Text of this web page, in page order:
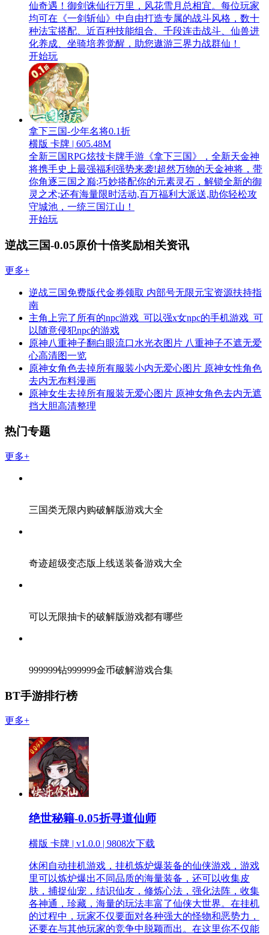
仙奇遇！御剑诛仙行万里，风花雪月总相宜。每位玩家
均可在《一剑斩仙》中自由打造专属的战斗风格，数十
种法宝搭配、近百种技能组合、千段连击战斗、仙兽进
化养成、坐骑培养觉醒，助您遨游三界力战群仙！
开始玩
拿下三国-少年名将0.1折
横版 卡牌 | 605.48M
全新三国RPG炫技卡牌手游《拿下三国》，全新天金神
将携手史上最强福利强势来袭!超然万物的天金神将，带
你角逐三国之巅;巧妙搭配你的元素灵石，解锁全新的御
灵之术;还有海量限时活动,百万福利大派送,助你轻松攻
守城池，一统三国江山！
开始玩
逆战三国-0.05原价十倍奖励相关资讯
更多+
逆战三国免费版代金券领取 内部号无限元宝资源扶持指
南
主角上完了所有的npc游戏_可以强x女npc的手机游戏_可
以随意侵犯npc的游戏
原神八重神子翻白眼流口水光衣图片 八重神子不遮无爱
心高清图一览
原神女角色去掉所有服装小内无爱心图片 原神女性角色
去内无布料漫画
原神女生去掉所有服装无爱心图片 原神女角色去内无遮
挡大胆高清整理
热门专题
更多+
三国类无限内购破解版游戏大全
奇迹超级变态版上线送装备游戏大全
可以无限抽卡的破解版游戏都有哪些
999999钻999999金币破解游戏合集
BT手游排行榜
更多+
绝世秘籍-0.05折寻道仙师
横版 卡牌 | v1.0.0 | 9808次下载
休闲自动挂机游戏，挂机炼炉爆装备的仙侠游戏，游戏
里可以炼炉爆出不同品质的海量装备，还可以收集皮
肤，捕捉仙宠，结识仙友，修炼心法，强化法阵，收集
各神通，珍藏，海量的玩法丰富了仙侠大世界。在挂机
的过程中，玩家不仅要面对各种强大的怪物和恶势力，
还要在与其他玩家的竞争中脱颖而出。在这里你不仅能